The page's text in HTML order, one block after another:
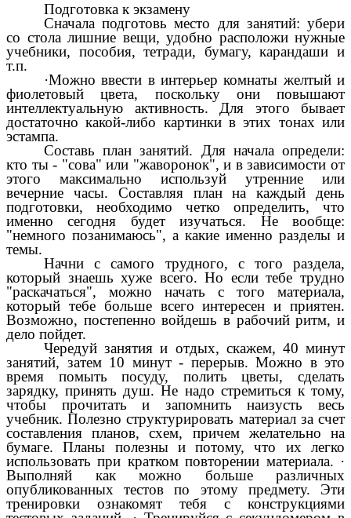
Подготовка к экзамену
Сначала подготовь место для занятий: убери
со стола лишние вещи, удобно расположи нужные
учебники, пособия, тетради, бумагу, карандаши и
т.п.
·Можно ввести в интерьер комнаты желтый и
фиолетовый цвета, поскольку они повышают
интеллектуальную активность. Для этого бывает
достаточно какой-либо картинки в этих тонах или
эстампа.
Составь план занятий. Для начала определи:
кто ты - "сова" или "жаворонок", и в зависимости от
этого максимально используй утренние или
вечерние часы. Составляя план на каждый день
подготовки, необходимо четко определить, что
именно сегодня будет изучаться. Не вообще:
"немного позанимаюсь", а какие именно разделы и
темы.
Начни с самого трудного, с того раздела,
который знаешь хуже всего. Но если тебе трудно
"раскачаться", можно начать с того материала,
который тебе больше всего интересен и приятен.
Возможно, постепенно войдешь в рабочий ритм, и
дело пойдет.
Чередуй занятия и отдых, скажем, 40 минут
занятий, затем 10 минут - перерыв. Можно в это
время помыть посуду, полить цветы, сделать
зарядку, принять душ. Не надо стремиться к тому,
чтобы прочитать и запомнить наизусть весь
учебник. Полезно структурировать материал за счет
составления планов, схем, причем желательно на
бумаге. Планы полезны и потому, что их легко
использовать при кратком повторении материала. ·
Выполняй как можно больше различных
опубликованных тестов по этому предмету. Эти
тренировки ознакомят тебя с конструкциями